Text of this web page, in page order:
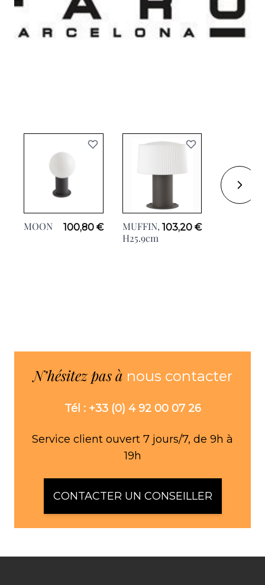
MOON 100,80 €
MUFFIN,
H25.9cm
103,20 €
N’hésitez pas à nous contacter
Tél : +33 (0) 4 92 00 07 26
Service client ouvert 7 jours/7, de 9h à
19h
CONTACTER UN CONSEILLER